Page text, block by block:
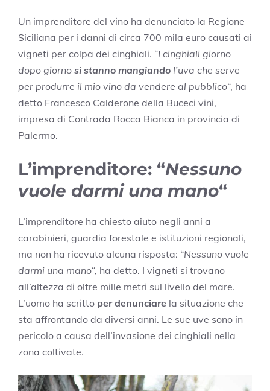
Un imprenditore del vino ha denunciato la Regione
Siciliana per i danni di circa 700 mila euro causati ai
vigneti per colpa dei cinghiali. “I cinghiali giorno
dopo giorno si stanno mangiando l’uva che serve
per produrre il mio vino da vendere al pubblico“, ha
detto Francesco Calderone della Buceci vini,
impresa di Contrada Rocca Bianca in provincia di
Palermo.
L’imprenditore: “Nessuno
vuole darmi una mano“
L’imprenditore ha chiesto aiuto negli anni a
carabinieri, guardia forestale e istituzioni regionali,
ma non ha ricevuto alcuna risposta: “Nessuno vuole
darmi una mano“, ha detto. I vigneti si trovano
all’altezza di oltre mille metri sul livello del mare.
L’uomo ha scritto per denunciare la situazione che
sta affrontando da diversi anni. Le sue uve sono in
pericolo a causa dell’invasione dei cinghiali nella
zona coltivate.